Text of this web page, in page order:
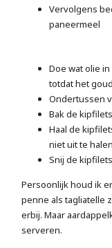
Vervolgens
paneermeel
Doe wat olie
totdat het
Ondertussen
Bak de
Haal de
niet uit te halen
Snij de
Persoonlijk houd ik
penne als tagliatelle
erbij. Maar
serveren.